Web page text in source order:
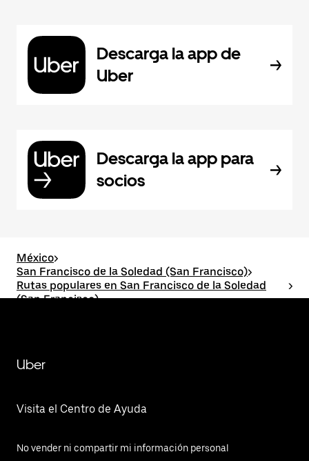
Descarga la app de
Uber
Descarga la app para
socios
México>
San Francisco de la Soledad (San Francisco)>
Rutas populares en San Francisco de la Soledad
(San Francisco)
>
Uber
Visita el Centro de Ayuda
No vender ni compartir mi información personal